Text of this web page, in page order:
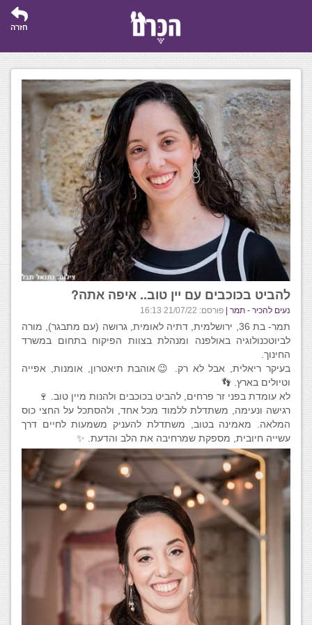
חזרה
להביט בכוכבים עם יין טוב.. איפה אתה?
נעים להכיר - תמר | פורסם: 21/07/22 16:13
תמר- בת 36, ירושלמית, דתיה לאומית, גרושה (עם מתבגר), מורה
לביוטכנולוגיה באולפנה ומנהלת בצוות הפיקוח בתחום במשרד
החינוך.
בעיקר ריאלית, אבל לא רק. 😉אוהבת תיאטרון, אומנות, אפייה
וטיולים בארץ. 👣
לא עומדת בפני זר פרחים, להביט בכוכבים ולהנות מיין טוב. 🍷
רגישה ונעימה, משתדלת ללמוד מכל אחד, ולהסתכל על החצי כוס
המלאה. מאמינה בטוב, משתדלת להעניק משמעות לחיים דרך
עשייה חיובית, מספקת שמרחיבה את הלב והדעת. ✨